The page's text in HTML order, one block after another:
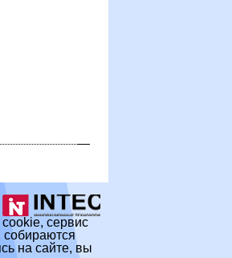
cookie, сервис
собираются
на сайте, вы